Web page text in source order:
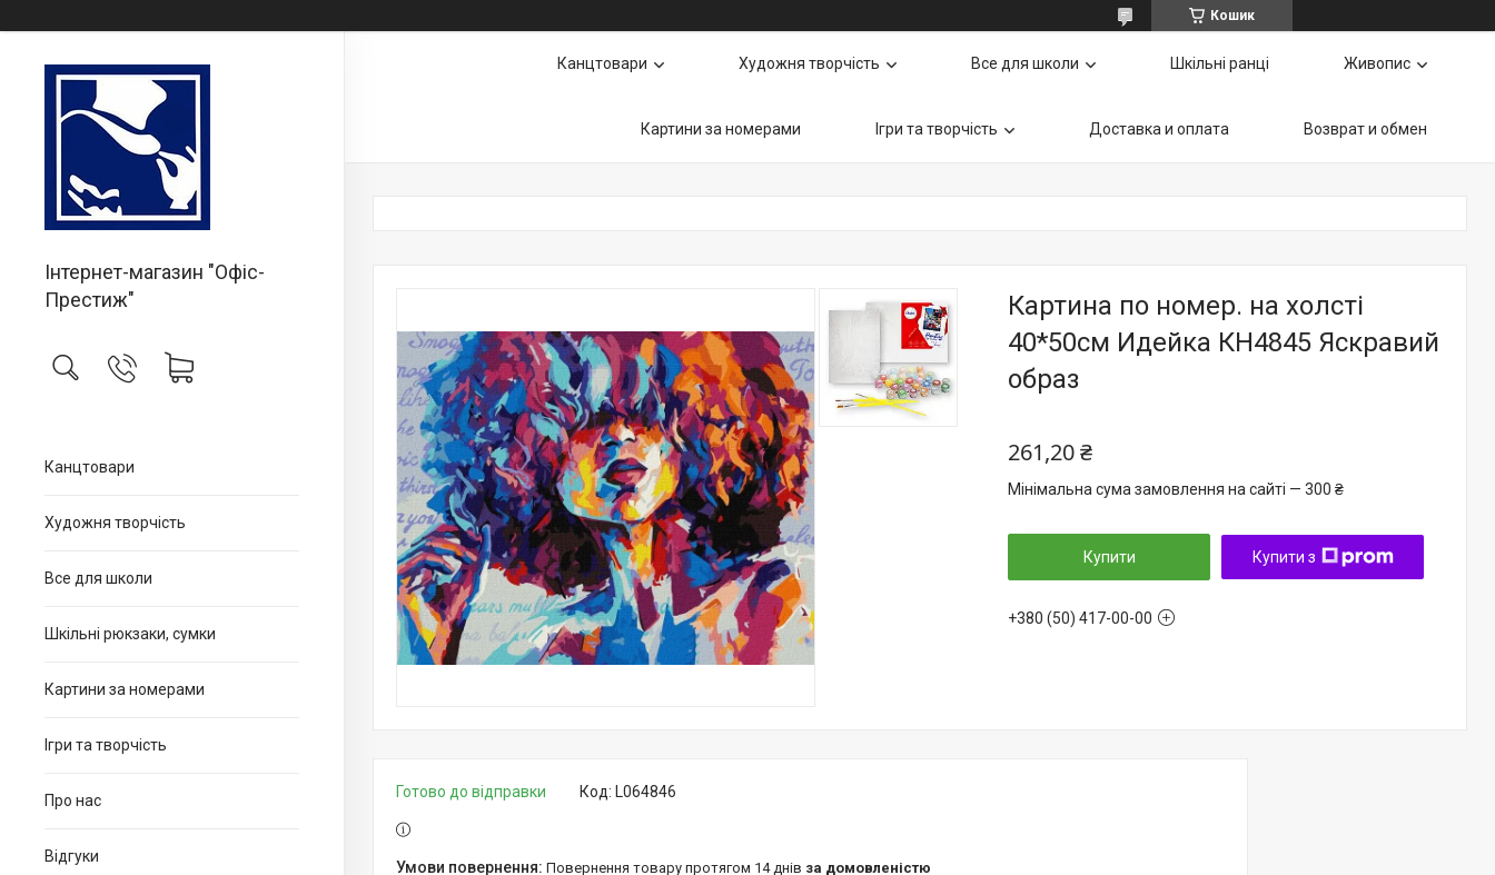
Кошик
Інтернет-магазин "Офіс-
Престиж"
Канцтовари
Художня творчість
Все для школи
Шкільні рюкзаки, сумки
Картини за номерами
Ігри та творчість
Про нас
Відгуки
Канцтовари Художня творчість Все для школи Шкільні ранці Живопис
Картини за номерами Ігри та творчість Доставка и оплата Возврат и обмен
Картина по номер. на холсті
40*50см Идейка КН4845 Яскравий
образ
261,20 ₴
Мінімальна сума замовлення на сайті — 300 ₴
Купити Купити з
+380 (50) 417-00-00
Готово до відправки Код: L064846
повернення товару протягом 14 днів за домовленістю